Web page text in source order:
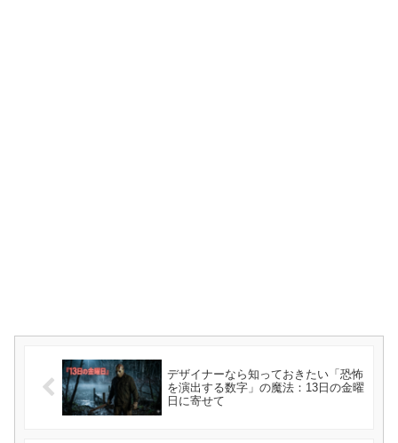
デザイナーなら知っておきたい「恐怖
を演出する数字」の魔法：13日の金曜
日に寄せて